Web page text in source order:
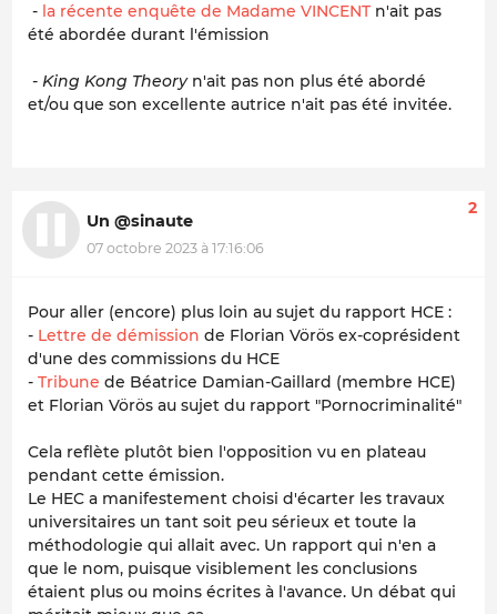
- la récente enquête de Madame VINCENTn'ait pas
été abordée durant l'émission
- King Kong Theoryn'ait pas non plus été abordé
et/ou que son excellente autrice n'ait pas été invitée.
Un @sinaute
07 octobre 2023 à 17:16:06
2
Pour aller (encore) plus loin au sujet du rapport HCE :
- Lettre de démission de Florian Vörös ex-coprésident
d'une des commissions du HCE
- Tribune de Béatrice Damian-Gaillard (membre HCE)
et Florian Vörös au sujet du rapport "Pornocriminalité"
Cela reflète plutôt bien l'opposition vu en plateau
pendant cette émission.
Le HEC a manifestement choisi d'écarter les travaux
universitaires un tant soit peu sérieux et toute la
méthodologie qui allait avec. Un rapport qui n'en a
que le nom, puisque visiblement les conclusions
étaient plus ou moins écrites à l'avance. Un débat qui